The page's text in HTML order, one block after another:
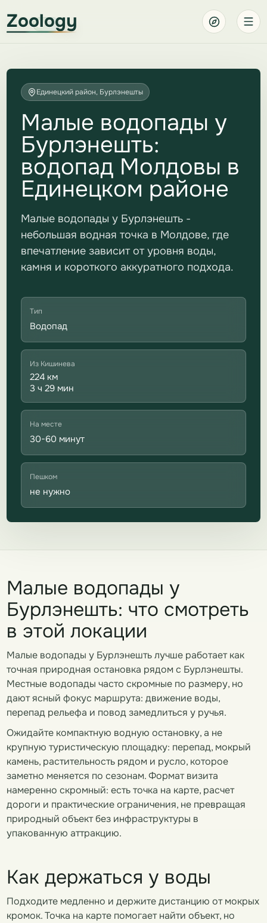
Zoology
Единецкий район, Бурлэнешты
Малые водопады у
Бурлэнешть:
водопад Молдовы в
Единецком районе
Малые водопады у Бурлэнешть -
небольшая водная точка в Молдове, где
впечатление зависит от уровня воды,
камня и короткого аккуратного подхода.
Тип
Водопад
Из Кишинева
224 км
3 ч 29 мин
На месте
30-60 минут
Пешком
не нужно
Малые водопады у
Бурлэнешть: что смотреть
в этой локации
Малые водопады у Бурлэнешть лучше работает как
точная природная остановка рядом с Бурлэнешты.
Местные водопады часто скромные по размеру, но
дают ясный фокус маршрута: движение воды,
перепад рельефа и повод замедлиться у ручья.
Ожидайте компактную водную остановку, а не
крупную туристическую площадку: перепад, мокрый
камень, растительность рядом и русло, которое
заметно меняется по сезонам. Формат визита
намеренно скромный: есть точка на карте, расчет
дороги и практические ограничения, не превращая
природный объект без инфраструктуры в
упакованную аттракцию.
Как держаться у воды
Подходите медленно и держите дистанцию от мокрых
кромок. Точка на карте помогает найти объект, но